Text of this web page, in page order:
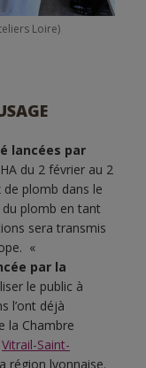
Loire)
lancées par
du 2 février au 2
plomb dans le
du plomb en tant
sera transmis
«
par la
le public à
l’ont déjà
la Chambre
Vitrail-Saint-
région lyonnaise.